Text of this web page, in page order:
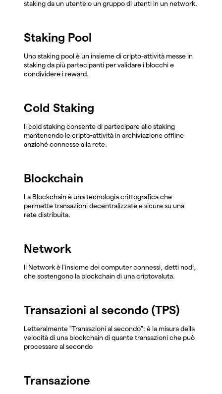
staking da un utente o un gruppo di utenti in un network.
Staking Pool
Uno staking pool è un insieme di cripto-attività messe in
staking da più partecipanti per validare i blocchi e
condividere i reward.
Cold Staking
Il cold staking consente di partecipare allo staking
mantenendo le cripto-attività in archiviazione offline
anziché connesse alla rete.
Blockchain
La Blockchain è una tecnologia crittografica che
permette transazioni decentralizzate e sicure su una
rete distribuita.
Network
Il Network è l'insieme dei computer connessi, detti nodi,
che sostengono la blockchain di una criptovaluta.
Transazioni al secondo (TPS)
Letteralmente "Transazioni al secondo": è la misura della
velocità di una blockchain di quante transazioni che può
processare al secondo
Transazione